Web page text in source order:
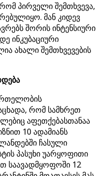
პირველი შემთხვევა,
მან კიდევ
შორის ინტენსიური
ინკუბაციური
ახალი შემთხვევების
რომ სამხრეთ
აფეთქებასთანაა
10 ადამიანს
ჩასული
პასუხი უარყოფითი
საავადმყოფოში 12